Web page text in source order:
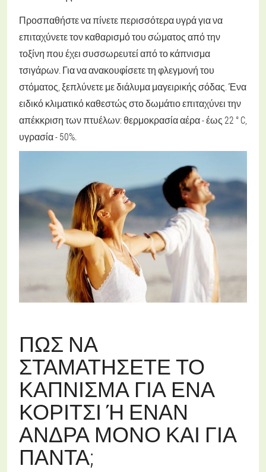
Προσπαθήστε να πίνετε περισσότερα υγρά για να
επιταχύνετε τον καθαρισμό του σώματος από την
τοξίνη που έχει συσσωρευτεί από το κάπνισμα
τσιγάρων. Για να ανακουφίσετε τη φλεγμονή του
στόματος, ξεπλύνετε με διάλυμα μαγειρικής σόδας. Ένα
ειδικό κλιματικό καθεστώς στο δωμάτιο επιταχύνει την
απέκκριση των πτυέλων: θερμοκρασία αέρα - έως 22 ° C,
υγρασία - 50%.
ΠΏΣ ΝΑ
ΣΤΑΜΑΤΉΣΕΤΕ ΤΟ
ΚΆΠΝΙΣΜΑ ΓΙΑ ΈΝΑ
ΚΟΡΊΤΣΙ Ή ΈΝΑΝ Ά
ΝΔΡΑ ΜΌΝΟ ΚΑΙ ΓΙΑ Π
ΆΝΤΑ;